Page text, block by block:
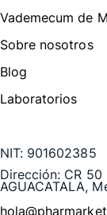
Vademecum de
Sobre nosotros
Blog
Laboratorios
NIT: 901602385
Dirección: CR 50
AGUACATALA,